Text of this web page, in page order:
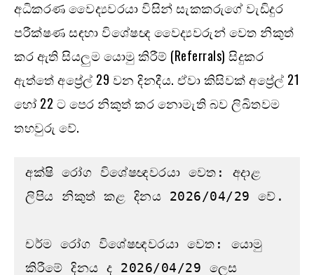
අධිකරණ වෛද්‍යවරයා විසින් සැකකරුගේ වැඩිදුර
පරීක්ෂණ සඳහා විශේෂඥ වෛද්‍යවරුන් වෙත නිකුත්
කර ඇති සියලුම යොමු කිරීම් (Referrals) සිදුකර
ඇත්තේ අප්‍රේල් 29 වන දිනදීය. ඒවා කිසිවක් අප්‍රේල් 21
හෝ 22 ට පෙර නිකුත් කර නොමැති බව ලිඛිතවම
තහවුරු වේ.
අක්ෂි රෝග විශේෂඥවරයා වෙත: අදාළ
ලිපිය නිකුත් කළ දිනය 2026/04/29 වේ.
චර්ම රෝග විශේෂඥවරයා වෙත: යොමු
කිරීමේ දිනය ද 2026/04/29 ලෙස